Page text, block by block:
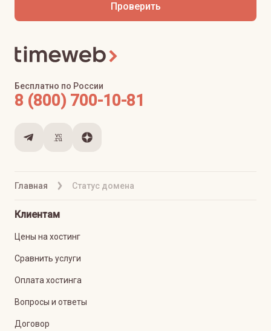
Проверить
Главная Статус домена
Бесплатно по России
8 (800) 700-10-81
Клиентам
Цены на хостинг
Сравнить услуги
Оплата хостинга
Вопросы и ответы
Договор